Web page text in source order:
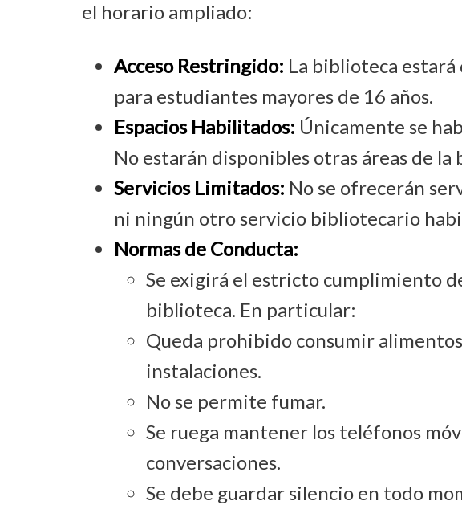
el horario ampliado:
Acceso Restringido: La biblioteca
para estudiantes mayores de 16 años.
Espacios Habilitados: Únicamente se
No estarán disponibles otras áreas de la
Servicios Limitados: No se ofrecerán
ni ningún otro servicio bibliotecario
Normas de Conducta:
Se exigirá el estricto cumplimiento
biblioteca. En particular:
Queda prohibido consumir
instalaciones.
No se permite fumar.
Se ruega mantener los teléfonos
conversaciones.
Se debe guardar silencio en todo